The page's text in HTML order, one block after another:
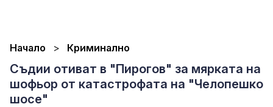
Начало Криминално
Съдии отиват в "Пирогов" за мярката на
шофьор от катастрофата на "Челопешко
шосе"